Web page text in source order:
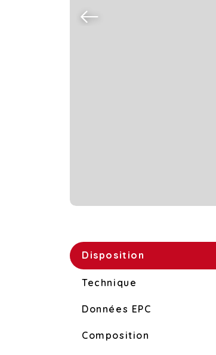
Disposition
Technique
Données EPC
Composition